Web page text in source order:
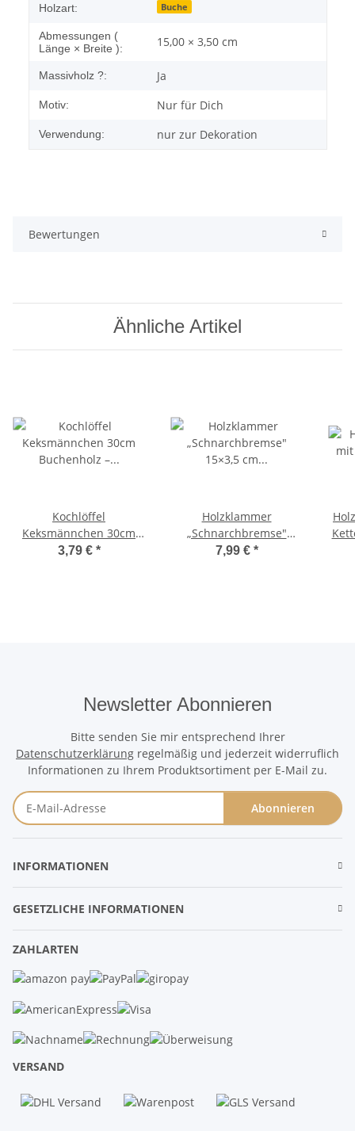
Holzart: Buche
Abmessungen (
Länge × Breite ):
15,00 × 3,50 cm
Massivholz ?: Ja
Motiv: Nur für Dich
Verwendung: nur zur Dekoration
Bewertungen
Ähnliche Artikel
Kochlöffel
Keksmännchen 30cm
Buchenholz –
3,79 € *
Holzklammer
„Schnarchbremse"
15×3,5 cm –
7,99 € *
Newsletter Abonnieren
Bitte senden Sie mir entsprechend Ihrer
Datenschutzerklärung regelmäßig und jederzeit widerruflich
Informationen zu Ihrem Produktsortiment per E-Mail zu.
Abonnieren
INFORMATIONEN
GESETZLICHE INFORMATIONEN
ZAHLARTEN
VERSAND